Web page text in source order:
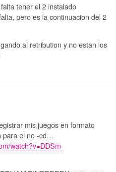
tener el 2 instalado
pero es la continuacion del 2
al retribution y no estan los
mis juegos en formato
para el no -cd…
watch?v=DDSm-